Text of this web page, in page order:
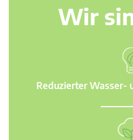
Wir
Reduzierter Wasser-